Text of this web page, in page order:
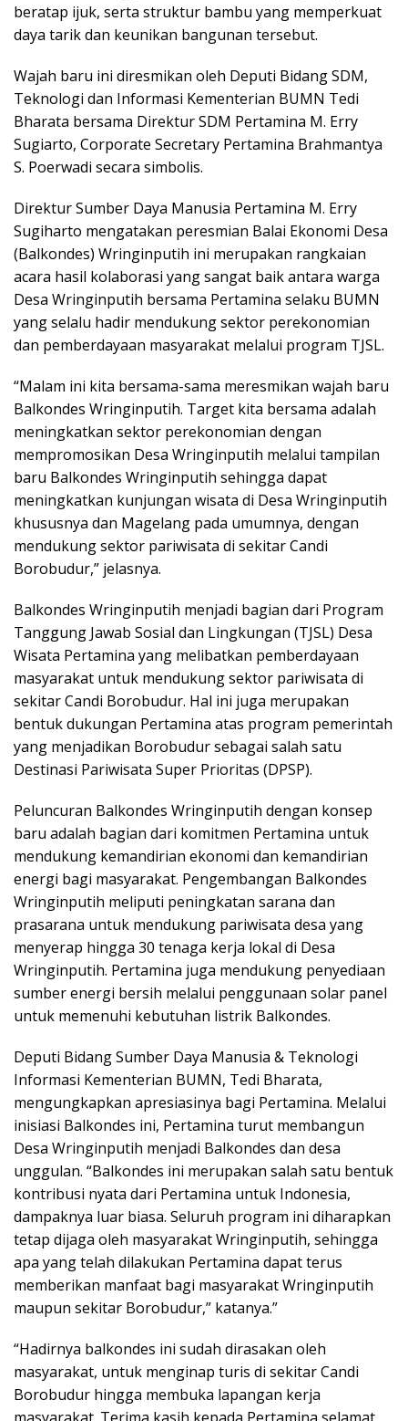
beratap ijuk, serta struktur bambu yang memperkuat
daya tarik dan keunikan bangunan tersebut.
Wajah baru ini diresmikan oleh Deputi Bidang SDM,
Teknologi dan Informasi Kementerian BUMN Tedi
Bharata bersama Direktur SDM Pertamina M. Erry
Sugiarto, Corporate Secretary Pertamina Brahmantya
S. Poerwadi secara simbolis.
Direktur Sumber Daya Manusia Pertamina M. Erry
Sugiharto mengatakan peresmian Balai Ekonomi Desa
(Balkondes) Wringinputih ini merupakan rangkaian
acara hasil kolaborasi yang sangat baik antara warga
Desa Wringinputih bersama Pertamina selaku BUMN
yang selalu hadir mendukung sektor perekonomian
dan pemberdayaan masyarakat melalui program TJSL.
“Malam ini kita bersama-sama meresmikan wajah baru
Balkondes Wringinputih. Target kita bersama adalah
meningkatkan sektor perekonomian dengan
mempromosikan Desa Wringinputih melalui tampilan
baru Balkondes Wringinputih sehingga dapat
meningkatkan kunjungan wisata di Desa Wringinputih
khususnya dan Magelang pada umumnya, dengan
mendukung sektor pariwisata di sekitar Candi
Borobudur,” jelasnya.
Balkondes Wringinputih menjadi bagian dari Program
Tanggung Jawab Sosial dan Lingkungan (TJSL) Desa
Wisata Pertamina yang melibatkan pemberdayaan
masyarakat untuk mendukung sektor pariwisata di
sekitar Candi Borobudur. Hal ini juga merupakan
bentuk dukungan Pertamina atas program pemerintah
yang menjadikan Borobudur sebagai salah satu
Destinasi Pariwisata Super Prioritas (DPSP).
Peluncuran Balkondes Wringinputih dengan konsep
baru adalah bagian dari komitmen Pertamina untuk
mendukung kemandirian ekonomi dan kemandirian
energi bagi masyarakat. Pengembangan Balkondes
Wringinputih meliputi peningkatan sarana dan
prasarana untuk mendukung pariwisata desa yang
menyerap hingga 30 tenaga kerja lokal di Desa
Wringinputih. Pertamina juga mendukung penyediaan
sumber energi bersih melalui penggunaan solar panel
untuk memenuhi kebutuhan listrik Balkondes.
Deputi Bidang Sumber Daya Manusia & Teknologi
Informasi Kementerian BUMN, Tedi Bharata,
mengungkapkan apresiasinya bagi Pertamina. Melalui
inisiasi Balkondes ini, Pertamina turut membangun
Desa Wringinputih menjadi Balkondes dan desa
unggulan. “Balkondes ini merupakan salah satu bentuk
kontribusi nyata dari Pertamina untuk Indonesia,
dampaknya luar biasa. Seluruh program ini diharapkan
tetap dijaga oleh masyarakat Wringinputih, sehingga
apa yang telah dilakukan Pertamina dapat terus
memberikan manfaat bagi masyarakat Wringinputih
maupun sekitar Borobudur,” katanya.”
“Hadirnya balkondes ini sudah dirasakan oleh
masyarakat, untuk menginap turis di sekitar Candi
Borobudur hingga membuka lapangan kerja